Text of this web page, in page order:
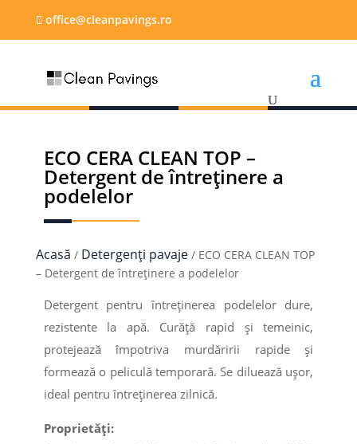
office@cleanpavings.ro
ECO CERA CLEAN TOP –
Detergent de întreținere a
podelelor
Acasă / Detergenți pavaje/ ECO CERA CLEAN TOP
– Detergent de întreținere a podelelor
Detergent pentru întreținerea podelelor dure,
rezistente la apă. Curăță rapid și temeinic,
protejează împotriva murdăririi rapide și
formează o peliculă temporară. Se diluează ușor,
ideal pentru întreținerea zilnică.
Proprietăți: